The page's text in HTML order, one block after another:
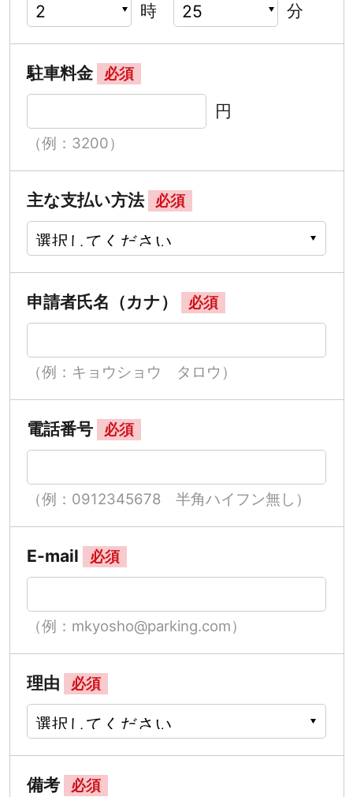
時 分
駐車料金 必須
円
（例：3200）
主な支払い方法 必須
申請者氏名（カナ） 必須
（例：キョウショウ タロウ）
電話番号 必須
（例：0912345678 半角ハイフン無し）
E-mail 必須
（例：mkyosho@parking.com）
理由 必須
備考 必須